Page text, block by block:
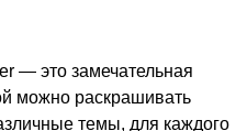
— это замечательная
можно раскрашивать
темы, для каждого